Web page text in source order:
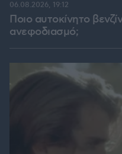
Ποιο αυτοκίνητο
ανεφοδιασμό;
06.08.2026, 19:12